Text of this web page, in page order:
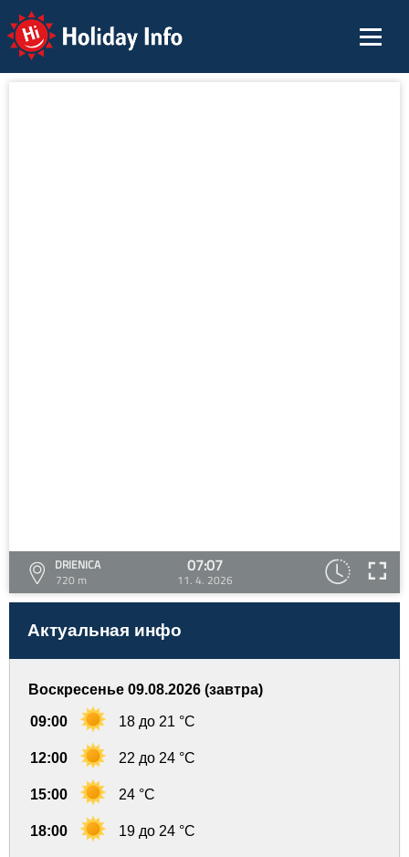
Holiday Info
DRIENICA
720 m
07:07
11. 4. 2026
Актуальная инфо
Воскресенье 09.08.2026 (завтра)
09:00 18 до 21 °C
12:00 22 до 24 °C
15:00 24 °C
18:00 19 до 24 °C